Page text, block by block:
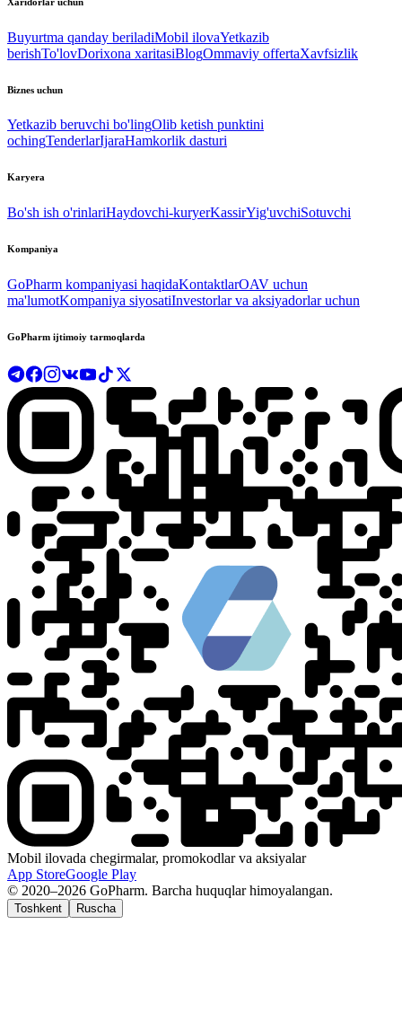
Buyurtma qanday beriladiMobil ilovaYetkazib
berishTo'lovDorixona xaritasiBlogOmmaviy offertaXavfsizlik
Biznes uchun
Yetkazib beruvchi bo'lingOlib ketish punktini
ochingTenderlarIjaraHamkorlik dasturi
Karyera
Bo'sh ish o'rinlariHaydovchi-kuryerKassirYig'uvchiSotuvchi
Kompaniya
GoPharm kompaniyasi haqidaKontaktlarOAV uchun
ma'lumotKompaniya siyosatiInvestorlar va aksiyadorlar uchun
GoPharm ijtimoiy tarmoqlarda
Mobil ilovada chegirmalar, promokodlar va aksiyalar
App StoreGoogle Play
© 2020–2026 GoPharm. Barcha huquqlar himoyalangan.
Toshkent Ruscha